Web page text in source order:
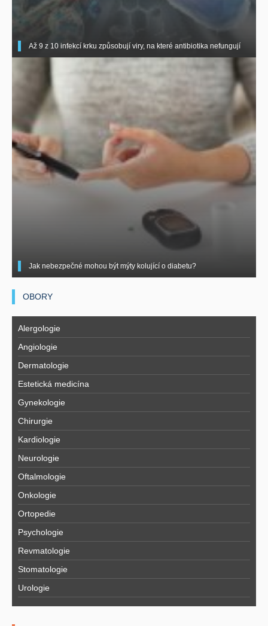
Až 9 z 10 infekcí krku způsobují viry, na které antibiotika nefungují
Jak nebezpečné mohou být mýty kolující o diabetu?
OBORY
Alergologie
Angiologie
Dermatologie
Estetická medicína
Gynekologie
Chirurgie
Kardiologie
Neurologie
Oftalmologie
Onkologie
Ortopedie
Psychologie
Revmatologie
Stomatologie
Urologie